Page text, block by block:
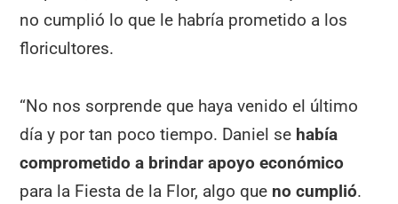
no cumplió lo que le habría prometido a los
floricultores.
“No nos sorprende que haya venido el último
día y por tan poco tiempo. Daniel se había
comprometido a brindar apoyo económico
para la Fiesta de la Flor, algo que no cumplió.